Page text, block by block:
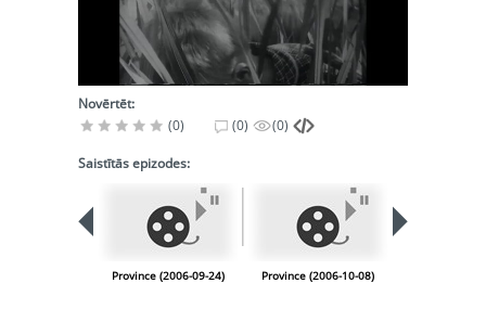
Novērtēt:
(0)
(0) (0)
Saistītās epizodes:
Province (2006-09-24) Province (2006-10-08)